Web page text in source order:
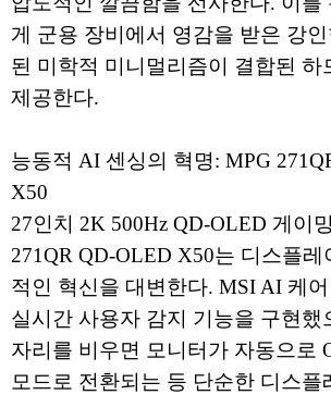
게 군용 장비에서 영감을 받은 강인
된 미학적 미니멀리즘이 결합된 하
제공한다.
능동적 AI 센싱의 혁명: MPG
X50
27인치 2K 500Hz QD-OLED 게이
271QR QD-OLED X50는 디스플레
적인 혁신을 대변한다. MSI AI 케
실시간 사용자 감지 기능을 구현했
자리를 비우면 모니터가 자동으로
모드로 전환되는 등 단순한 디스플